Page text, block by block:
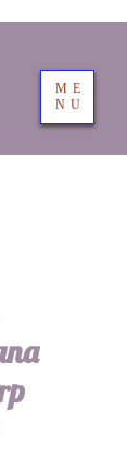
ME
NU